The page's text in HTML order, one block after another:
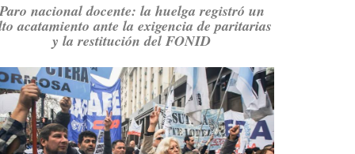
sus derechos y por su organización. Hoy lo
a intentar.https://t.co/dOrTo1dv3D
Consenso Patagónico
@consensopatagon
5d
@caortega64: A#50AñosDelGolpe, la memoria
presente y es futuro.https://t.co/uhRcKnCCc5
nacional docente: la huelga registró un
acatamiento ante la exigencia de paritarias
y la restitución del FONID